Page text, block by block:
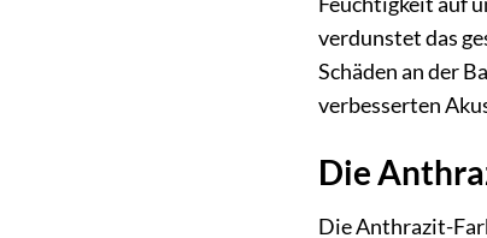
verdunstet das
Schäden an der
verbesserten
Die
Die Anthrazit-